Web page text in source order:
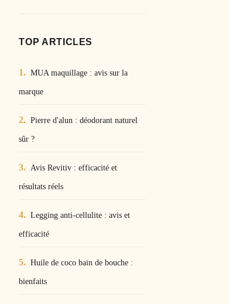
TOP ARTICLES
MUA maquillage : avis sur la
marque
Pierre d'alun : déodorant naturel
sûr ?
Avis Revitiv : efficacité et
résultats réels
Legging anti-cellulite : avis et
efficacité
Huile de coco bain de bouche :
bienfaits